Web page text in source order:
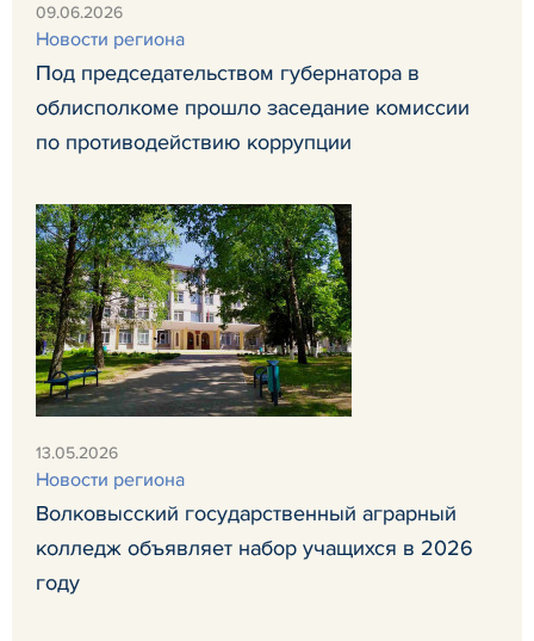
09.06.2026
Новости региона
Под председательством губернатора в
облисполкоме прошло заседание комиссии
по противодействию коррупции
13.05.2026
Новости региона
Волковысский государственный аграрный
колледж объявляет набор учащихся в 2026
году